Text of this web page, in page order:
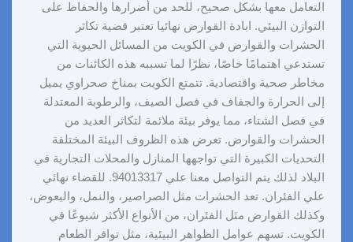
التعامل معها بشكل صحيح، للحد من أضرارها والحفاظ على
التوازن البيئي. ابادة القوارض نهائيا تعتبر قضية تكاثر
الحشرات والقوارض في الكويت من المسائل الحيوية التي
تستدعي اهتمامًا خاصًا، نظرًا لما تسببه هذه الكائنات من
مخاطر صحية واقتصادية. تتمتع الكويت بمناخ صحراوي يميل
إلى الحرارة والجفاف في فصل الصيف، والرطوبة المعتدلة
في فصل الشتاء، مما يوفر بيئة ملائمة لتكاثر العديد من
الحشرات والقوارض. تعرض هذه الظروف البيئة المختلفة
التحديات الكبيرة التي تواجهها المنازل والمحلات التجارية في
البلاد لذلك يتم التواصل معنا علي 94013317. للقضاء نهائي
علي الفئران. تعد الحشرات مثل الصراصير، والنمل، والبعوض،
وكذلك القوارض مثل الفئران، من الأنواع الأكثر شيوعًا في
الكويت. تسهم عوامل الظواهر البيئية، مثل توافر الطعام